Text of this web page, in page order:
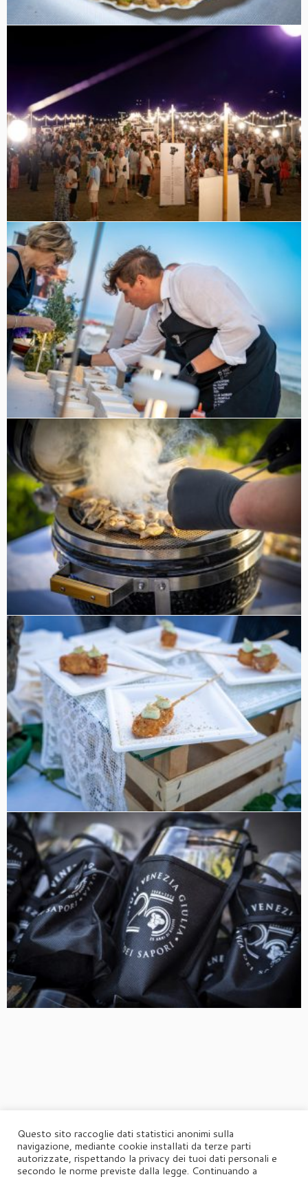
Questo sito raccoglie dati statistici anonimi sulla
navigazione, mediante cookie installati da terze parti
autorizzate, rispettando la privacy dei tuoi dati personali e
secondo le norme previste dalla legge. Continuando a